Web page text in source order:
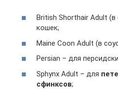
British Shorthair Adult (в
кошек;
Maine Coon Adult (в
Persian – для
Sphynx Adult – для
сфинксов;